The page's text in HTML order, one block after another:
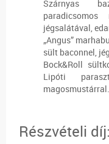
Szárnyas
paradicsomos
jégsalátával,
„Angus”
sült baconnel,
Bock&Roll
Lipóti
magosmustárral.
Részvételi díj: